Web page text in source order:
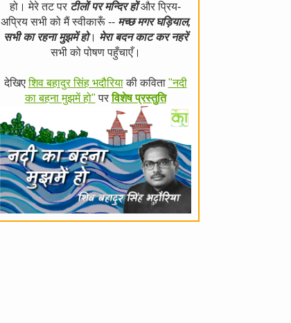
हो। मेरे तट पर टीलों पर मन्दिर होंऔर प्रिय-
अप्रिय सभी को मैं स्वीकारूँ -- मच्छ मगर घड़ियाल,
सभी का रहना मुझमें हो। मेरा बदन काट कर नहरें
सभी को पोषण पहुँचाएँ।
देखिएशिव बहादुर सिंह भदौरियाकी कविता "नदी
का बहना मुझमें हो" परविशेष प्रस्तुति